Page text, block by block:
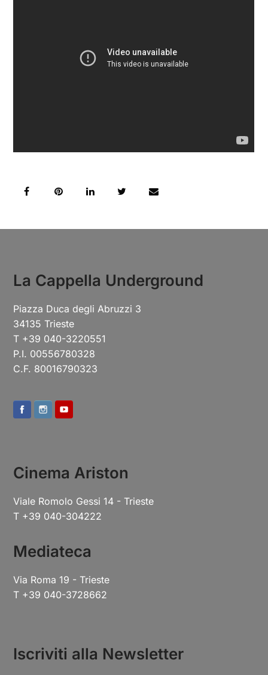
La Cappella Underground
Piazza Duca degli Abruzzi 3
34135 Trieste
T +39 040-3220551
P.I. 00556780328
C.F. 80016790323
Cinema Ariston
Viale Romolo Gessi 14 - Trieste
T +39 040-304222
Mediateca
Via Roma 19 - Trieste
T +39 040-3728662
Iscriviti alla Newsletter